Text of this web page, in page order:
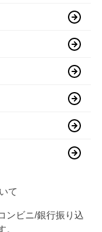
て
ンビニ/銀行振り込
。